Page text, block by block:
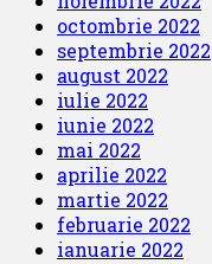
octombrie 2022
septembrie 2022
august 2022
iulie 2022
iunie 2022
mai 2022
aprilie 2022
martie 2022
februarie 2022
ianuarie 2022